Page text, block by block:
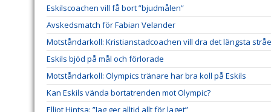
Eskilscoachen vill få bort ”bjudmålen”
Avskedsmatch för Fabian Velander
Motståndarkoll: Kristianstadcoachen vill dra det längsta
Eskils bjöd på mål och förlorade
Motståndarkoll: Olympics tränare har bra koll på Eskils
Kan Eskils vända bortatrenden mot Olympic?
Elliot Hintsa: ”Jag ger alltid allt för laget”